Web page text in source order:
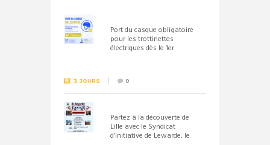
Port du casque obligatoire
pour les trottinettes
électriques dès le 1er
3 JOURS 0
Partez à la découverte de
Lille avec le Syndicat
d’initiative de Lewarde, le